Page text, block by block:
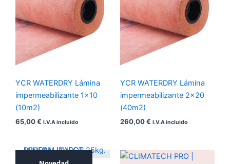
YCR WATERDRY Lámina
impermeabilizante 1×10
(10m2)
65,00€ I.V.A incluido
YCR WATERDRY Lámina
impermeabilizante 2×20
(40m2)
260,00€ I.V.A incluido
Rango
de